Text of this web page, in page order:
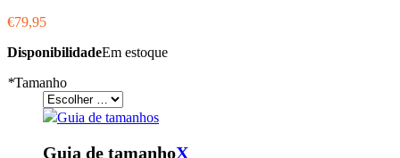
€79,95
DisponibilidadeEm estoque
*Tamanho
Guia de tamanhos
Guia de tamanhoX